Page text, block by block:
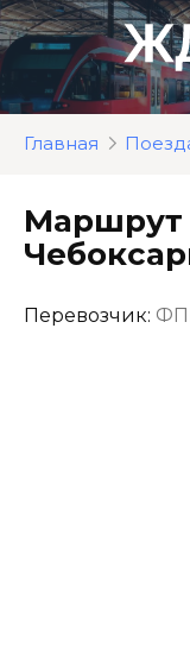
Перейти
к
контенту
Главная
Маршрут
Перевозчик: